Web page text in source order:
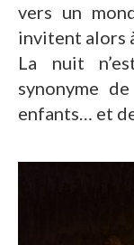
vers un
invitent alors
La nuit
synonyme
enfants… et